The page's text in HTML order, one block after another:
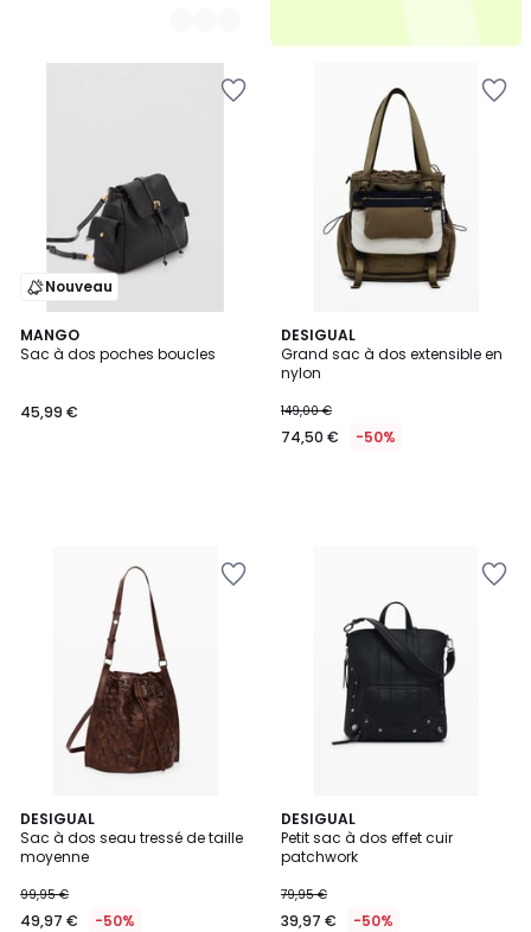
Nouveau
MANGO
Sac à dos poches boucles
45,99 €
DESIGUAL
Grand sac à dos extensible en
nylon
149,00 €
74,50 € -50%
DESIGUAL
Sac à dos seau tressé de taille
moyenne
99,95 €
49,97 € -50%
DESIGUAL
Petit sac à dos effet cuir
patchwork
79,95 €
39,97 € -50%
4
/
5